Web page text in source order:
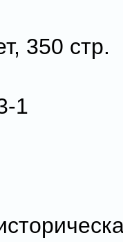
350 стр.
1